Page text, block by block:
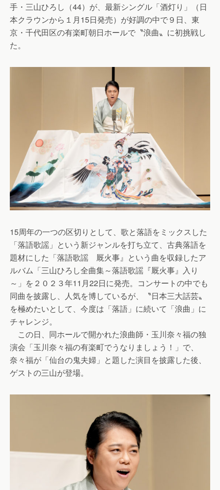
手・三山ひろし（44）が、最新シングル「酒灯り」（日
本クラウンから１月15日発売）が好調の中で９日、東
京・千代田区の有楽町朝日ホールで〝浪曲〟に初挑戦し
た。
15周年の一つの区切りとして、歌と落語をミックスした
「落語歌謡」という新ジャンルを打ち立て、古典落語を
題材にした「落語歌謡 厩火事』という曲を収録したア
ルバム「三山ひろし全曲集～落語歌謡『厩火事』入り
～」を２０２３年11月22日に発売。コンサートの中でも
同曲を披露し、人気を博しているが、〝日本三大話芸〟
を極めたいとして、今度は「落語」に続いて「浪曲」に
チャレンジ。
この日、同ホールで開かれた浪曲師・玉川奈々福の独
演会「玉川奈々福の有楽町でうなりましょう！」で、
奈々福が「仙台の鬼夫婦」と題した演目を披露した後、
ゲストの三山が登場。